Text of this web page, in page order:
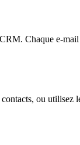
Chaque e-
ou utilisez